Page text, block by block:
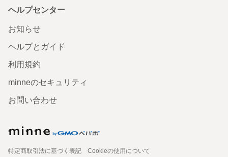
ヘルプセンター
お知らせ
ヘルプとガイド
利用規約
minneのセキュリティ
お問い合わせ
特定商取引法に基づく表記
Cookieの使用について